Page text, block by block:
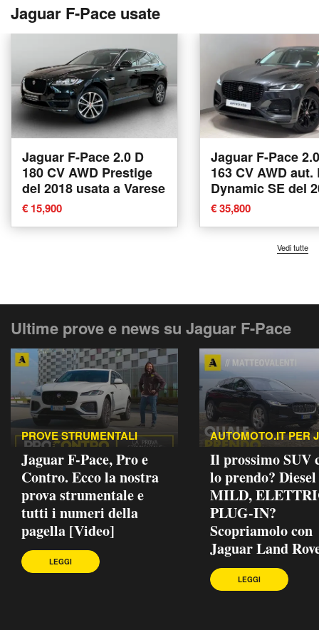
Jaguar F-Pace usate
Jaguar F-Pace 2.0 D
180 CV AWD Prestige
del 2018 usata a Varese
€ 15,900
Jaguar F-Pace
163 CV AWD aut.
Dynamic SE del
usata a Varese
€ 35,800
Vedi tutte
Ultime prove e news su Jaguar F-Pace
PROVE STRUMENTALI
Jaguar F-Pace, Pro e
Contro. Ecco la nostra
prova strumentale e
tutti i numeri della
pagella [Video]
LEGGI
AUTOMOTO.IT PER
Il prossimo SUV
lo prendo? Diesel
MILD,
PLUG-IN?
Scopriamolo con
Jaguar Land
LEGGI